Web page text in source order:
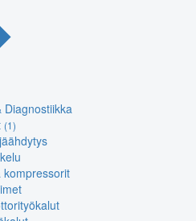
Diagnostiikka
(1)
kompressorit